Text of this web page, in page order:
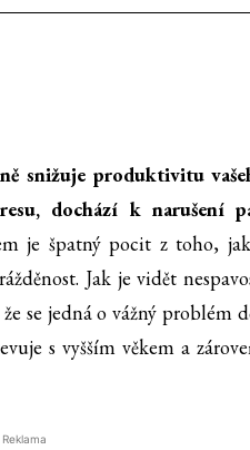
snižuje produktivitu
dochází k narušení
je špatný pocit z toho,
Jak je vidět
se jedná o vážný problém
s vyšším věkem a
Reklama